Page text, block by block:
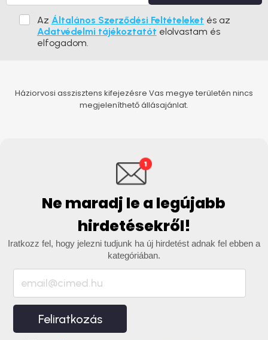
Az Általános Szerződési Feltételeket és az
Adatvédelmi tájékoztatót elolvastam és
elfogadom.
Háziorvosi asszisztens kifejezésre Vas megye területén nincs
megjeleníthető állásajánlat.
Ne maradj le a legújabb
hirdetésekről!
Iratkozz fel, hogy jelezni tudjunk ha új hirdetést adnak fel ebben a
kategóriában.
Feliratkozás